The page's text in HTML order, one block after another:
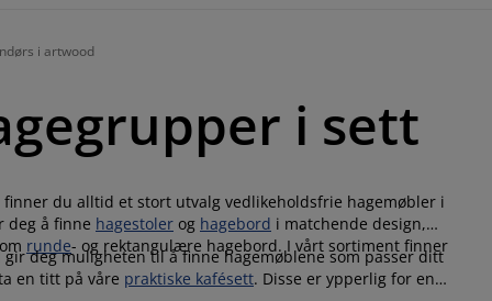
i artwood
i sett
finner du alltid et stort utvalg vedlikeholdsfrie hagemøbler i
deg å finne hagestoler og hagebord i matchende design,
runde- og rektangulære hagebord. I vårt sortiment finner
deg muligheten til å finne hagemøblene som passer ditt
en titt på våre praktiske kafésett. Disse er ypperlig for en